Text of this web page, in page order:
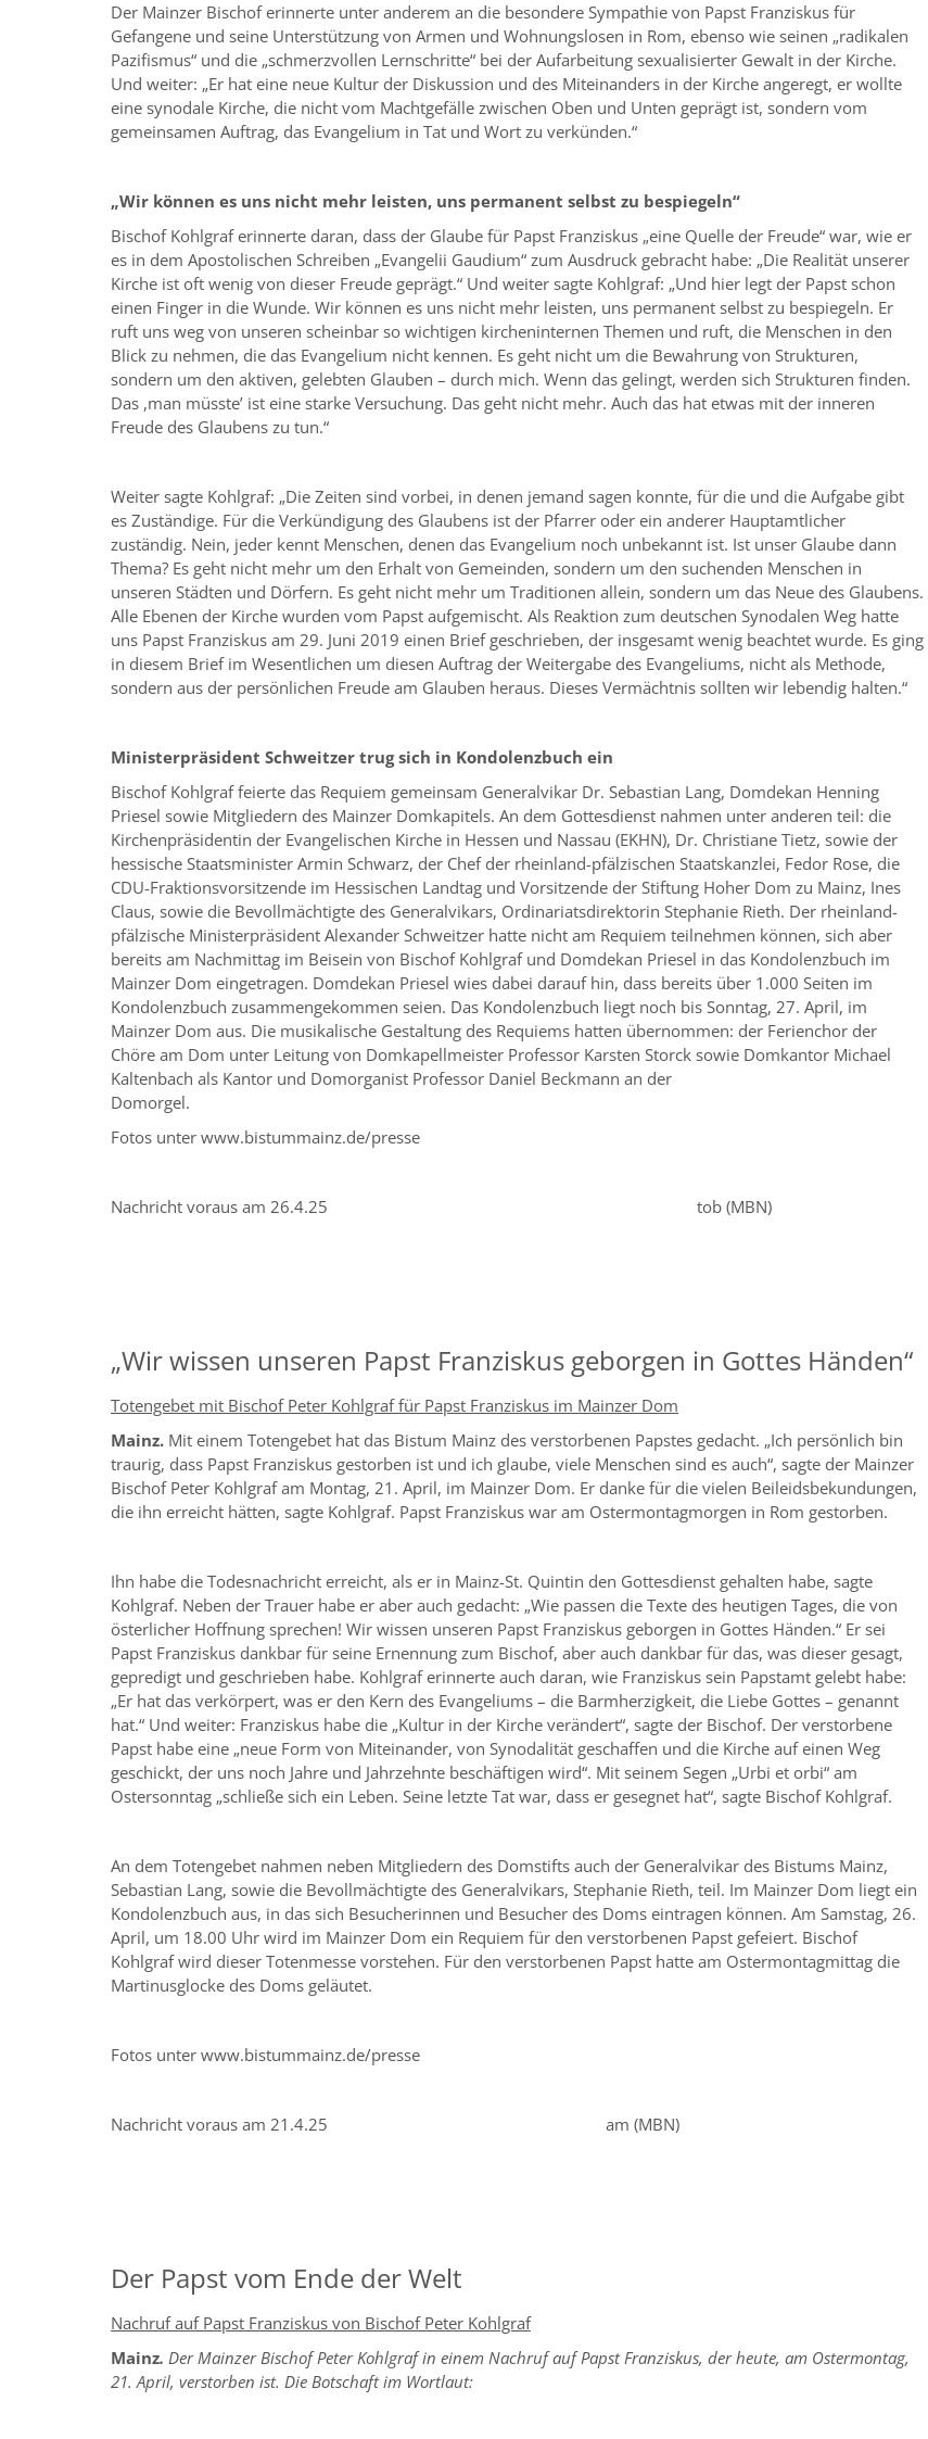
Der Mainzer Bischof erinnerte unter anderem an die besondere Sympathie von Papst Franziskus für
Gefangene und seine Unterstützung von Armen und Wohnungslosen in Rom, ebenso wie seinen „radikalen
Pazifismus“ und die „schmerzvollen Lernschritte“ bei der Aufarbeitung sexualisierter Gewalt in der Kirche.
Und weiter: „Er hat eine neue Kultur der Diskussion und des Miteinanders in der Kirche angeregt, er wollte
eine synodale Kirche, die nicht vom Machtgefälle zwischen Oben und Unten geprägt ist, sondern vom
gemeinsamen Auftrag, das Evangelium in Tat und Wort zu verkünden.“
„Wir können es uns nicht mehr leisten, uns permanent selbst zu bespiegeln“
Bischof Kohlgraf erinnerte daran, dass der Glaube für Papst Franziskus „eine Quelle der Freude“ war, wie er
es in dem Apostolischen Schreiben „Evangelii Gaudium“ zum Ausdruck gebracht habe: „Die Realität unserer
Kirche ist oft wenig von dieser Freude geprägt.“ Und weiter sagte Kohlgraf: „Und hier legt der Papst schon
einen Finger in die Wunde. Wir können es uns nicht mehr leisten, uns permanent selbst zu bespiegeln. Er
ruft uns weg von unseren scheinbar so wichtigen kircheninternen Themen und ruft, die Menschen in den
Blick zu nehmen, die das Evangelium nicht kennen. Es geht nicht um die Bewahrung von Strukturen,
sondern um den aktiven, gelebten Glauben – durch mich. Wenn das gelingt, werden sich Strukturen finden.
Das ,man müssteʼ ist eine starke Versuchung. Das geht nicht mehr. Auch das hat etwas mit der inneren
Freude des Glaubens zu tun.“
Weiter sagte Kohlgraf: „Die Zeiten sind vorbei, in denen jemand sagen konnte, für die und die Aufgabe gibt
es Zuständige. Für die Verkündigung des Glaubens ist der Pfarrer oder ein anderer Hauptamtlicher
zuständig. Nein, jeder kennt Menschen, denen das Evangelium noch unbekannt ist. Ist unser Glaube dann
Thema? Es geht nicht mehr um den Erhalt von Gemeinden, sondern um den suchenden Menschen in
unseren Städten und Dörfern. Es geht nicht mehr um Traditionen allein, sondern um das Neue des Glaubens.
Alle Ebenen der Kirche wurden vom Papst aufgemischt. Als Reaktion zum deutschen Synodalen Weg hatte
uns Papst Franziskus am 29. Juni 2019 einen Brief geschrieben, der insgesamt wenig beachtet wurde. Es ging
in diesem Brief im Wesentlichen um diesen Auftrag der Weitergabe des Evangeliums, nicht als Methode,
sondern aus der persönlichen Freude am Glauben heraus. Dieses Vermächtnis sollten wir lebendig halten.“
Ministerpräsident Schweitzer trug sich in Kondolenzbuch ein
Bischof Kohlgraf feierte das Requiem gemeinsam Generalvikar Dr. Sebastian Lang, Domdekan Henning
Priesel sowie Mitgliedern des Mainzer Domkapitels. An dem Gottesdienst nahmen unter anderen teil: die
Kirchenpräsidentin der Evangelischen Kirche in Hessen und Nassau (EKHN), Dr. Christiane Tietz, sowie der
hessische Staatsminister Armin Schwarz, der Chef der rheinland-pfälzischen Staatskanzlei, Fedor Rose, die
CDU-Fraktionsvorsitzende im Hessischen Landtag und Vorsitzende der Stiftung Hoher Dom zu Mainz, Ines
Claus, sowie die Bevollmächtigte des Generalvikars, Ordinariatsdirektorin Stephanie Rieth. Der rheinland-
pfälzische Ministerpräsident Alexander Schweitzer hatte nicht am Requiem teilnehmen können, sich aber
bereits am Nachmittag im Beisein von Bischof Kohlgraf und Domdekan Priesel in das Kondolenzbuch im
Mainzer Dom eingetragen. Domdekan Priesel wies dabei darauf hin, dass bereits über 1.000 Seiten im
Kondolenzbuch zusammengekommen seien. Das Kondolenzbuch liegt noch bis Sonntag, 27. April, im
Mainzer Dom aus. Die musikalische Gestaltung des Requiems hatten übernommen: der Ferienchor der
Chöre am Dom unter Leitung von Domkapellmeister Professor Karsten Storck sowie Domkantor Michael
Kaltenbach als Kantor und Domorganist Professor Daniel Beckmann an der
Domorgel.
Fotos unter www.bistummainz.de/presse
Nachricht voraus am 26.4.25 tob (MBN)
„Wir wissen unseren Papst Franziskus geborgen in Gottes Händen“
Totengebet mit Bischof Peter Kohlgraf für Papst Franziskus im Mainzer Dom
Mainz. Mit einem Totengebet hat das Bistum Mainz des verstorbenen Papstes gedacht. „Ich persönlich bin
traurig, dass Papst Franziskus gestorben ist und ich glaube, viele Menschen sind es auch“, sagte der Mainzer
Bischof Peter Kohlgraf am Montag, 21. April, im Mainzer Dom. Er danke für die vielen Beileidsbekundungen,
die ihn erreicht hätten, sagte Kohlgraf. Papst Franziskus war am Ostermontagmorgen in Rom gestorben.
Ihn habe die Todesnachricht erreicht, als er in Mainz-St. Quintin den Gottesdienst gehalten habe, sagte
Kohlgraf. Neben der Trauer habe er aber auch gedacht: „Wie passen die Texte des heutigen Tages, die von
österlicher Hoffnung sprechen! Wir wissen unseren Papst Franziskus geborgen in Gottes Händen.“ Er sei
Papst Franziskus dankbar für seine Ernennung zum Bischof, aber auch dankbar für das, was dieser gesagt,
gepredigt und geschrieben habe. Kohlgraf erinnerte auch daran, wie Franziskus sein Papstamt gelebt habe:
„Er hat das verkörpert, was er den Kern des Evangeliums – die Barmherzigkeit, die Liebe Gottes – genannt
hat.“ Und weiter: Franziskus habe die „Kultur in der Kirche verändert“, sagte der Bischof. Der verstorbene
Papst habe eine „neue Form von Miteinander, von Synodalität geschaffen und die Kirche auf einen Weg
geschickt, der uns noch Jahre und Jahrzehnte beschäftigen wird“. Mit seinem Segen „Urbi et orbi“ am
Ostersonntag „schließe sich ein Leben. Seine letzte Tat war, dass er gesegnet hat“, sagte Bischof Kohlgraf.
An dem Totengebet nahmen neben Mitgliedern des Domstifts auch der Generalvikar des Bistums Mainz,
Sebastian Lang, sowie die Bevollmächtigte des Generalvikars, Stephanie Rieth, teil. Im Mainzer Dom liegt ein
Kondolenzbuch aus, in das sich Besucherinnen und Besucher des Doms eintragen können. Am Samstag, 26.
April, um 18.00 Uhr wird im Mainzer Dom ein Requiem für den verstorbenen Papst gefeiert. Bischof
Kohlgraf wird dieser Totenmesse vorstehen. Für den verstorbenen Papst hatte am Ostermontagmittag die
Martinusglocke des Doms geläutet.
Fotos unter www.bistummainz.de/presse
Nachricht voraus am 21.4.25 am (MBN)
Der Papst vom Ende der Welt
Nachruf auf Papst Franziskus von Bischof Peter Kohlgraf
Mainz. Der Mainzer Bischof Peter Kohlgraf in einem Nachruf auf Papst Franziskus, der heute, am Ostermontag,
21. April, verstorben ist. Die Botschaft im Wortlaut: